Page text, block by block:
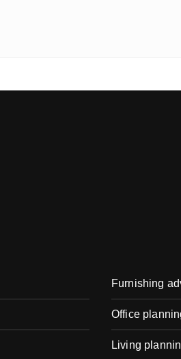
Furnishing
Office
Living